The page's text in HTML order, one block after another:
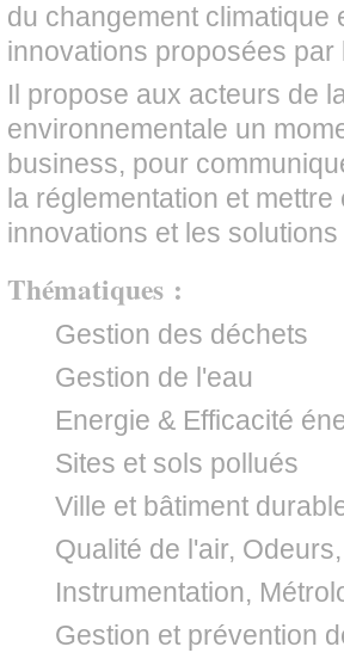
du changement climatique
innovations proposées par
Il propose aux acteurs de
environnementale un
business, pour
la réglementation et mettre
innovations et les
Thématiques :
Gestion des déchets
Gestion de l'eau
Energie & Efficacité
Sites et sols pollués
Ville et bâtiment
Qualité de l'air,
Instrumentation,
Gestion et prévention